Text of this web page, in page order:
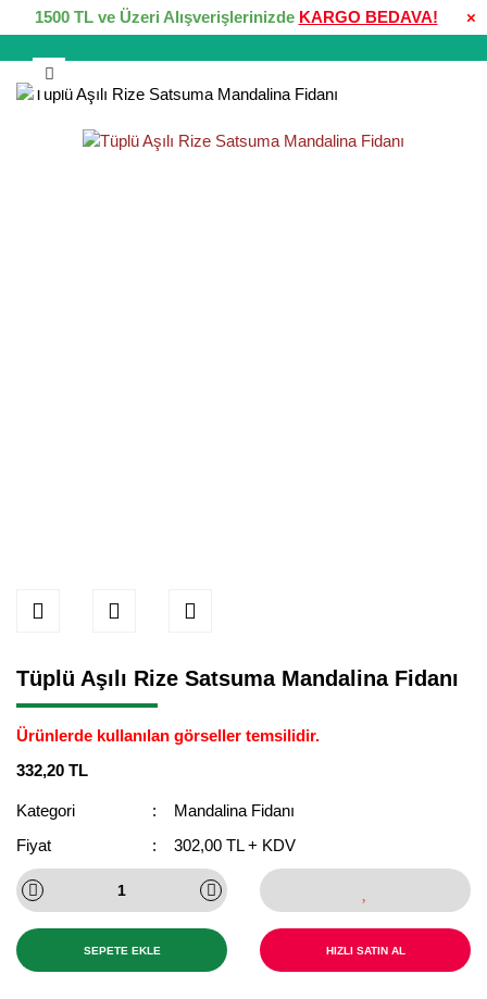
×
1500 TL ve Üzeri Alışverişlerinizde KARGO BEDAVA!
Tüplü Aşılı Rize Satsuma Mandalina Fidanı
Ürünlerde kullanılan görseller temsilidir.
332,20 TL
Kategori
Mandalina Fidanı
Fiyat
302,00 TL + KDV
SEPETE EKLE HIZLI SATIN AL